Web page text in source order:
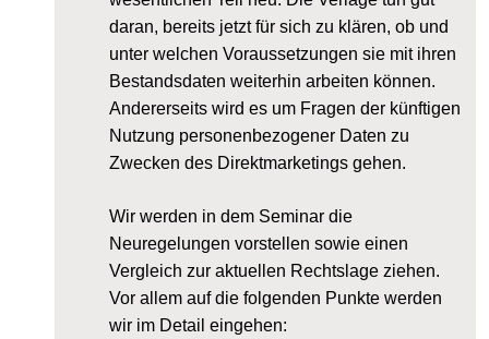
daran, bereits jetzt für sich zu klären, ob und
unter welchen Voraussetzungen sie mit ihren
Bestandsdaten weiterhin arbeiten können.
Andererseits wird es um Fragen der künftigen
Nutzung personenbezogener Daten zu
Zwecken des Direktmarketings gehen.
Wir werden in dem Seminar die
Neuregelungen vorstellen sowie einen
Vergleich zur aktuellen Rechtslage ziehen.
Vor allem auf die folgenden Punkte werden
wir im Detail eingehen: